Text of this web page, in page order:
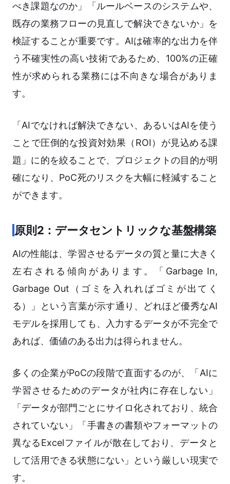
べき課題なのか」「ルールベースのシステムや、
既存の業務フローの見直しで解決できないか」を
検証することが重要です。AIは確率的な出力を伴
う不確実性の高い技術であるため、100%の正確
性が求められる業務には不向きな場合がありま
す。
「AIでなければ解決できない、あるいはAIを使う
ことで圧倒的な投資対効果（ROI）が見込める課
題」に的を絞ることで、プロジェクトの目的が明
確になり、PoC死のリスクを大幅に軽減すること
ができます。
原則2：データセントリックな基盤構築
AIの性能は、学習させるデータの質と量に大きく
左右される傾向があります。「Garbage In,
Garbage Out（ゴミを入れればゴミが出てく
る）」という言葉が示す通り、どれほど優秀なAI
モデルを採用しても、入力するデータが不完全で
あれば、価値のある出力は得られません。
多くの企業がPoCの段階で直面するのが、「AIに
学習させるためのデータが社内に存在しない」
「データが部門ごとにサイロ化されており、統合
されていない」「手書きの書類やフォーマットの
異なるExcelファイルが散在しており、データと
して活用できる状態にない」という厳しい現実で
す。